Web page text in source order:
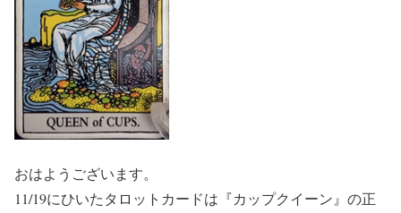
おはようございます。
11/19にひいたタロットカードは『カップクイーン』の正